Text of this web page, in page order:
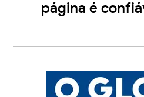
página é